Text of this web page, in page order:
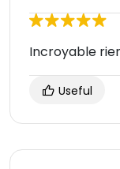
Incroyable
Useful